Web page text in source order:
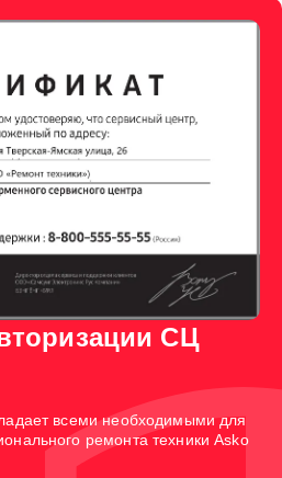
СЦ
всеми необходимыми для
ремонта техники Asko